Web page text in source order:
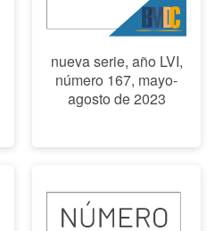
nueva serie, año LVI,
número 167, mayo-
agosto de 2023